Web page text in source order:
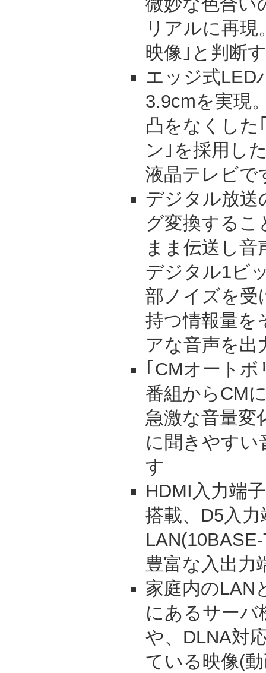
リアルに再
映像｣と判断
エッジ式LED
3.9cmを実現
凸をなくした
ン｣を採用し
液晶テレビで
デジタル放送
グ変換する
まま伝送し音
デジタル1ビ
部ノイズを受
持つ情報量を
アな音声を出
｢CMオート
番組からCM
急激な音量変
に聞きやすい
す
HDMI入力端
搭載、D5入
豊富な入出力
家庭内のLAN
にあるサーバ
や、DLNA対
ている映像(